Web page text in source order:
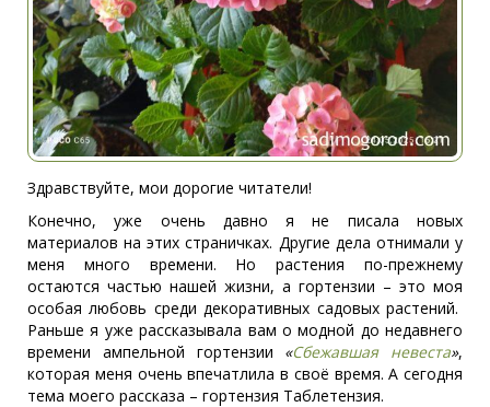
Здравствуйте, мои дорогие читатели!
Конечно, уже очень давно я не писала новых
материалов на этих страничках. Другие дела отнимали у
меня много времени. Но растения по-прежнему
остаются частью нашей жизни, а гортензии – это моя
особая любовь среди декоративных садовых растений.
Раньше я уже рассказывала вам о модной до недавнего
времени ампельной гортензии «Сбежавшая невеста»,
которая меня очень впечатлила в своё время. А сегодня
тема моего рассказа – гортензия Таблетензия.